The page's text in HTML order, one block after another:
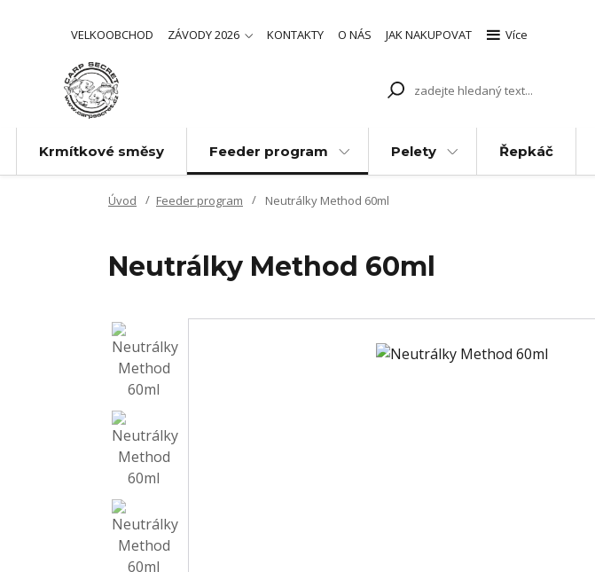
VELKOOBCHOD ZÁVODY 2026 KONTAKTY O NÁS JAK NAKUPOVAT Více
Krmítkové směsy Feeder program Pelety Řepkáč
Úvod Feeder program Neutrálky Method 60ml
Neutrálky Method 60ml